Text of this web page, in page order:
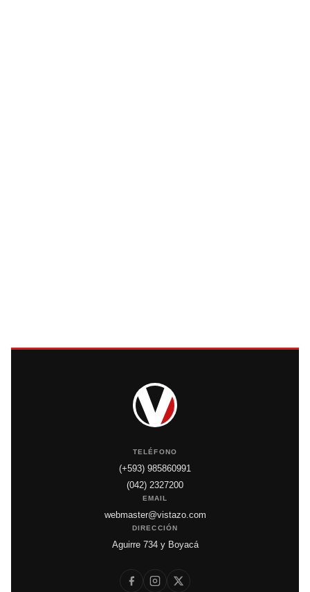
TELÉFONO
(+593) 985860991
(042) 2327200
EMAIL
webmaster@vistazo.com
DIRECCIÓN
Aguirre 734 y Boyacá